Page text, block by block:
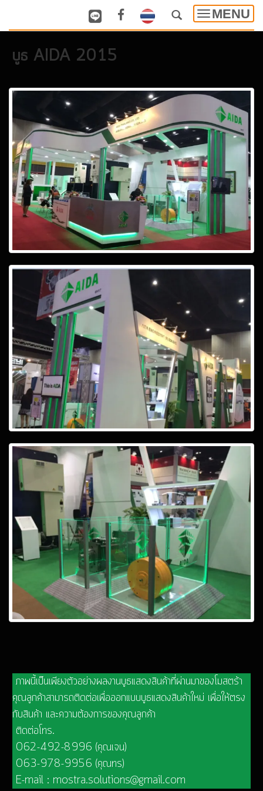
Toggle
MENU
บูธ AIDA 2015
ภาพนี้เป็นเพียงตัวอย่างผลงานบูธแสดงสินค้าที่ผ่านมาของโมสตร้า
คุณลูกค้าสามารถติดต่อเพื่อออกแบบบูธแสดงสินค้าใหม่ เพื่อให้ตรง
กับสินค้า และความต้องการของคุณลูกค้า
ติดต่อโทร.
062-492-8996 (คุณเจน)
063-978-9956 (คุณทร)
E-mail : mostra.solutions@gmail.com